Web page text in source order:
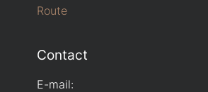
Route
Contact
E-mail: